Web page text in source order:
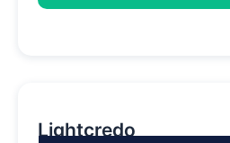
Lightcredo